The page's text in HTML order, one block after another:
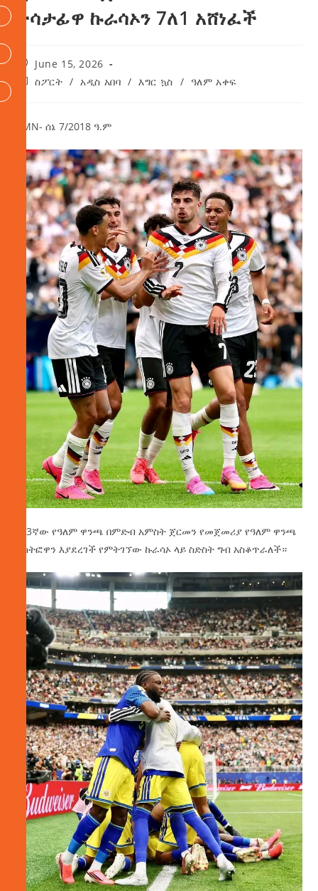
ተሳታፊዋ ኩራሳኦን 7ለ1 አሸነፈች
June 15, 2026
ስፖርት / አዲስ አበባ / እግር ኳስ / ዓለም አቀፍ
AMN- ሰኔ 7/2018 ዓ.ም
በ23ኛው የዓለም ዋንጫ በምድብ አምስት ጀርመን የመጀመሪያ የዓለም ዋንጫ
ተሳትፎዋን እያደረገች የምትገኘው ኩራሳኦ ላይ ስድስት ግብ አስቆጥራለች።